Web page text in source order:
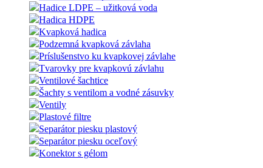
Hadice LDPE – užitková voda
Hadica HDPE
Kvapková hadica
Podzemná kvapková závlaha
Príslušenstvo ku kvapkovej závlahe
Tvarovky pre kvapkovú závlahu
Ventilové šachtice
Šachty s ventilom a vodné zásuvky
Ventily
Plastové filtre
Separátor piesku plastový
Separátor piesku oceľový
Konektor s gélom